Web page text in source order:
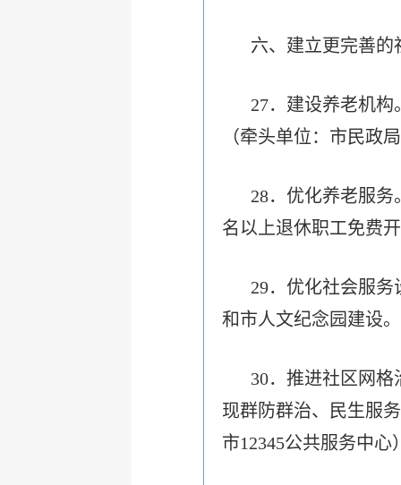
六、建立更完善的
27．建设养老机
（牵头单位：市民政
28．优化养老服
名以上退休职工免费
29．优化社会服
和市人文纪念园建设
30．推进社区网
现群防群治、民生服
市12345公共服务中心